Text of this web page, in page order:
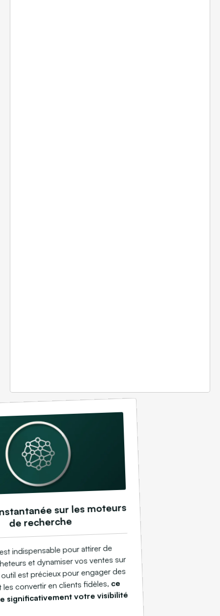
sur les moteurs
de recherche
indispensable pour attirer de
et dynamiser vos ventes sur
est précieux pour engager des
convertir en clients fidèles, ce
significativement votre visibilité